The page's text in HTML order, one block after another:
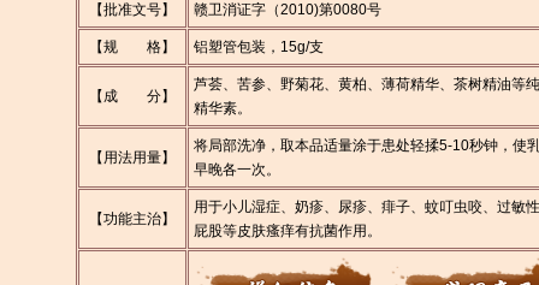
【批准文号】 赣卫消证字（2010)第0080号
【规 格】 铝塑管包装，15g/支
【成 分】
芦荟、苦参、野菊花、黄柏、薄荷精华、茶树精油等
精华素。
【用法用量】
将局部洗净，取本品适量涂于患处轻揉5-10秒钟，使
早晚各一次。
【功能主治】
用于小儿湿症、奶疹、尿疹、痱子、蚊叮虫咬、过敏
屁股等皮肤瘙痒有抗菌作用。